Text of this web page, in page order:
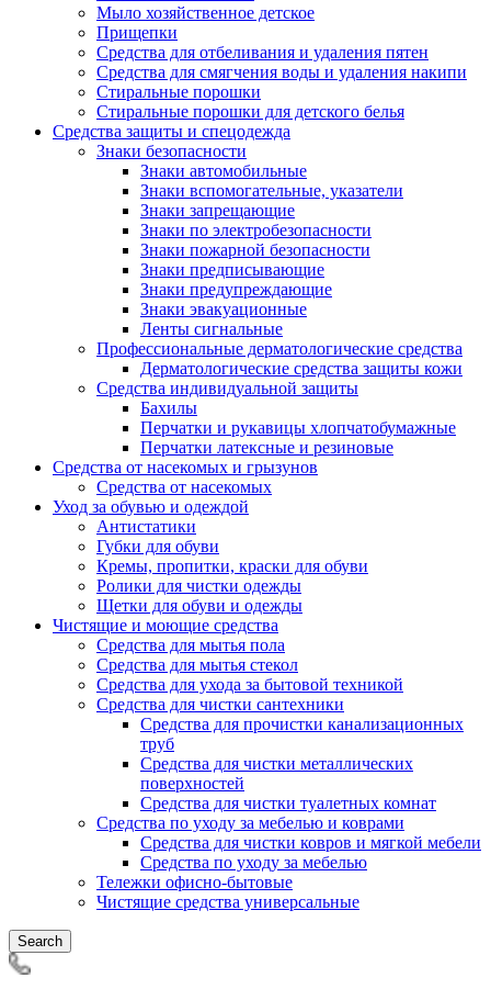
Мыло хозяйственное детское
Прищепки
Средства для отбеливания и удаления пятен
Средства для смягчения воды и удаления накипи
Стиральные порошки
Стиральные порошки для детского белья
Средства защиты и спецодежда
Знаки безопасности
Знаки автомобильные
Знаки вспомогательные, указатели
Знаки запрещающие
Знаки по электробезопасности
Знаки пожарной безопасности
Знаки предписывающие
Знаки предупреждающие
Знаки эвакуационные
Ленты сигнальные
Профессиональные дерматологические средства
Дерматологические средства защиты кожи
Средства индивидуальной защиты
Бахилы
Перчатки и рукавицы хлопчатобумажные
Перчатки латексные и резиновые
Средства от насекомых и грызунов
Средства от насекомых
Уход за обувью и одеждой
Антистатики
Губки для обуви
Кремы, пропитки, краски для обуви
Ролики для чистки одежды
Щетки для обуви и одежды
Чистящие и моющие средства
Средства для мытья пола
Средства для мытья стекол
Средства для ухода за бытовой техникой
Средства для чистки сантехники
Средства для прочистки канализационных
труб
Средства для чистки металлических
поверхностей
Средства для чистки туалетных комнат
Средства по уходу за мебелью и коврами
Средства для чистки ковров и мягкой мебели
Средства по уходу за мебелью
Тележки офисно-бытовые
Чистящие средства универсальные
Search